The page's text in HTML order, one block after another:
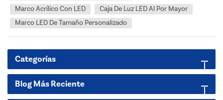
Marco Acrílico Con LED
Caja De Luz LED Al Por Mayor
Marco LED De Tamaño Personalizado
Categorías
Blog Más Reciente